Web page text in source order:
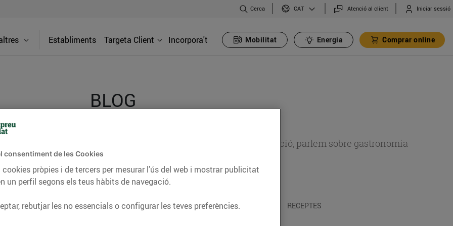
Cerca CAT Atenció al client Iniciar sessió
Establiments Targeta Client Incorpora't Mobilitat Energia Comprar online
BLOG
consells nutricionals, informació d’actualitat sobre alimentació, parlem sobre gastronomia
CONSELLS I HÀBITS SALUDABLES ENERGIA GASTRONOMIA I TRADICIONS RECEPTES
consentiment de les Cookies
pròpies i de tercers per mesurar l’ús del web i mostrar publicitat
un perfil segons els teus hàbits de navegació.
rebutjar les no essencials o configurar les teves preferències.